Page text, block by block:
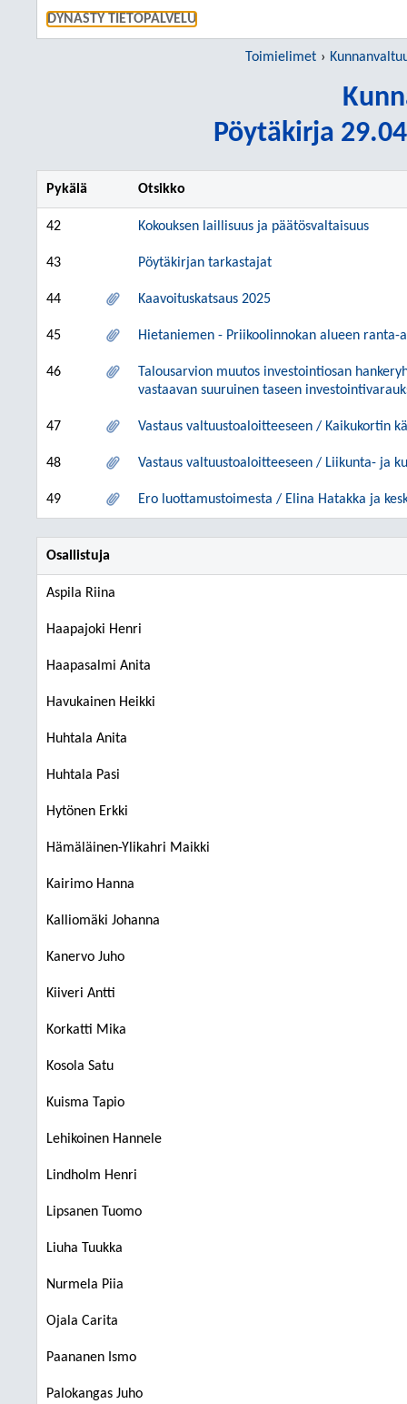
DYNASTY TIETOPALVELU
Toimielimet
Pöytäkirja
Pykälä Otsikko
42 Kokouksen laillisuus ja päätösvaltaisuus
43 Pöytäkirjan tarkastajat
44 Kaavoituskatsaus 2025
45 Hietaniemen - Priikoolinnokan alueen ranta-
46
Talousarvion muutos investointiosan
vastaavan suuruinen taseen
47 Vastaus valtuustoaloitteeseen / Kaikukortin
48 Vastaus valtuustoaloitteeseen / Liikunta- ja
49 Ero luottamustoimesta / Elina Hatakka ja
Osallistuja
Aspila Riina
Haapajoki Henri
Haapasalmi Anita
Havukainen Heikki
Huhtala Anita
Huhtala Pasi
Hytönen Erkki
Hämäläinen-Ylikahri Maikki
Kairimo Hanna
Kalliomäki Johanna
Kanervo Juho
Kiiveri Antti
Korkatti Mika
Kosola Satu
Kuisma Tapio
Lehikoinen Hannele
Lindholm Henri
Lipsanen Tuomo
Liuha Tuukka
Nurmela Piia
Ojala Carita
Paananen Ismo
Palokangas Juho